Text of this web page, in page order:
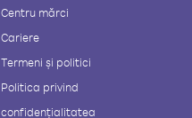
Centru mărci
Cariere
Termeni și politici
Politica privind
confidențialitatea